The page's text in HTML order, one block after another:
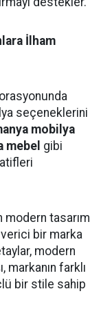
İlham
seçeneklerini
mobilya
mebel gibi
modern tasarım
bir marka
modern
markanın farklı
bir stile sahip